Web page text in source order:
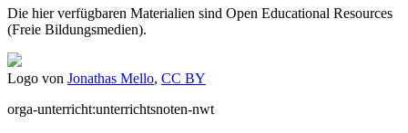
Die hier verfügbaren Materialien sind Open Educational Resources
(Freie Bildungsmedien).
Logo von Jonathas Mello, CC BY
orga-unterricht:unterrichtsnoten-nwt